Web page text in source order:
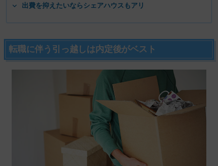
出費を抑えたいならシェアハウスもアリ
転職に伴う引っ越しは内定後がベスト